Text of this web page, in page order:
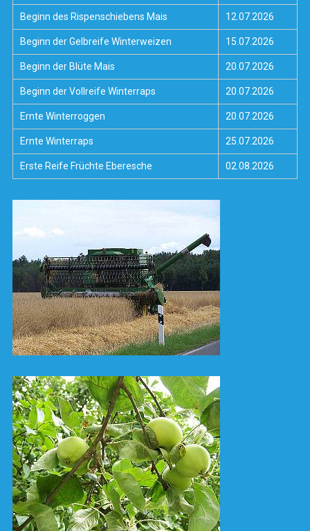
Beginn des Rispenschiebens Mais 12.07.2026
Beginn der Gelbreife Winterweizen 15.07.2026
Beginn der Blüte Mais 20.07.2026
Beginn der Vollreife Winterraps 20.07.2026
Ernte Winterroggen 20.07.2026
Ernte Winterraps 25.07.2026
Erste Reife Früchte Eberesche 02.08.2026